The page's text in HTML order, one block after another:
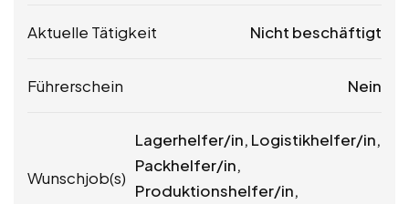
Aktuelle Tätigkeit Nicht beschäftigt
Führerschein Nein
Wunschjob(s)
Lagerhelfer/in, Logistikhelfer/in,
Packhelfer/in,
Produktionshelfer/in,